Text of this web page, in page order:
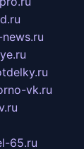
vk.ru
65.ru